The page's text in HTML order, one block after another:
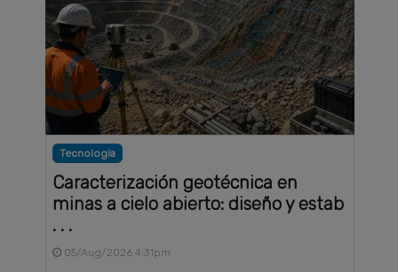
Tecnología
Caracterización geotécnica en
minas a cielo abierto: diseño y estab
. . .
05/Aug/2026 4:31pm